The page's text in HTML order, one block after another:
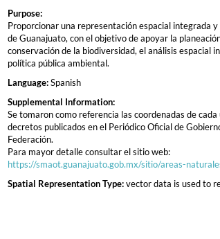
Purpose:
Proporcionar una representación espacial integrada
de Guanajuato, con el objetivo de apoyar la
conservación de la biodiversidad, el análisis
política pública ambiental.
Language:Spanish
Supplemental Information:
Se tomaron como referencia las coordenadas de
decretos publicados en el Periódico Oficial de
Federación.
Para mayor detalle consultar el sitio web:
https://smaot.guanajuato.gob.mx/sitio/areas-
Spatial Representation Type:vector data is used to